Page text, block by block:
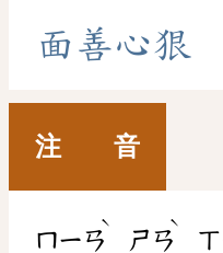
面善心狠
注 音
ㄇㄧㄢ
ˋ
ㄕㄢ
ˋ